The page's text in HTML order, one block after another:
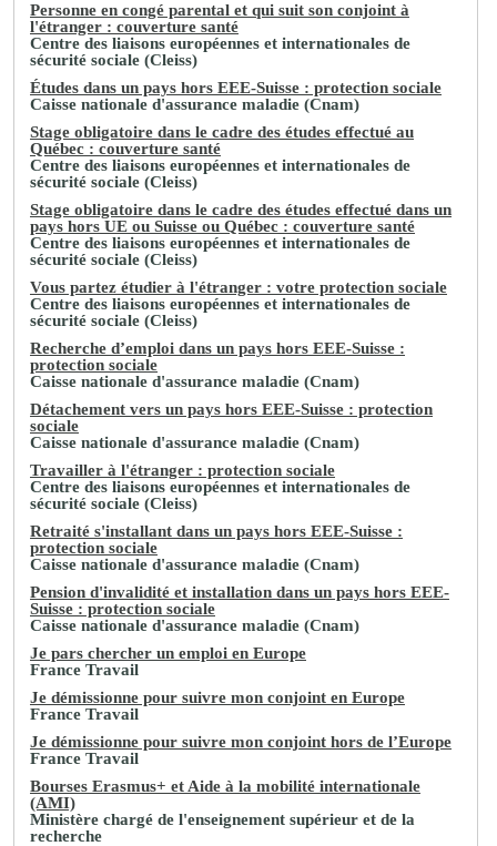
Personne en congé parental et qui suit son conjoint à
l'étranger : couverture santé
Centre des liaisons européennes et internationales de
sécurité sociale (Cleiss)
Études dans un pays hors EEE-Suisse : protection sociale
Caisse nationale d'assurance maladie (Cnam)
Stage obligatoire dans le cadre des études effectué au
Québec : couverture santé
Centre des liaisons européennes et internationales de
sécurité sociale (Cleiss)
Stage obligatoire dans le cadre des études effectué dans un
pays hors UE ou Suisse ou Québec : couverture santé
Centre des liaisons européennes et internationales de
sécurité sociale (Cleiss)
Vous partez étudier à l'étranger : votre protection sociale
Centre des liaisons européennes et internationales de
sécurité sociale (Cleiss)
Recherche d’emploi dans un pays hors EEE-Suisse :
protection sociale
Caisse nationale d'assurance maladie (Cnam)
Détachement vers un pays hors EEE-Suisse : protection
sociale
Caisse nationale d'assurance maladie (Cnam)
Travailler à l'étranger : protection sociale
Centre des liaisons européennes et internationales de
sécurité sociale (Cleiss)
Retraité s'installant dans un pays hors EEE-Suisse :
protection sociale
Caisse nationale d'assurance maladie (Cnam)
Pension d'invalidité et installation dans un pays hors EEE-
Suisse : protection sociale
Caisse nationale d'assurance maladie (Cnam)
Je pars chercher un emploi en Europe
France Travail
Je démissionne pour suivre mon conjoint en Europe
France Travail
Je démissionne pour suivre mon conjoint hors de l’Europe
France Travail
Bourses Erasmus+ et Aide à la mobilité internationale
(AMI)
Ministère chargé de l'enseignement supérieur et de la
recherche